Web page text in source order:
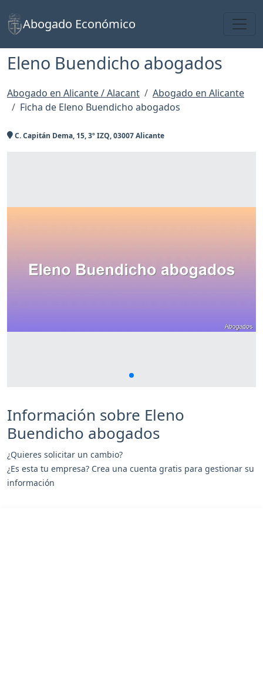
Abogado Económico
Eleno Buendicho abogados
Abogado en Alicante / Alacant
Abogado en Alicante
Ficha de Eleno Buendicho abogados
C. Capitán Dema, 15, 3º IZQ, 03007 Alicante
Información sobre Eleno
Buendicho abogados
¿Quieres solicitar un cambio?
¿Es esta tu empresa? Crea una cuenta gratis para gestionar su
información